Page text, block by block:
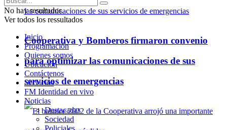
Cooperativa y Bomberos firmaron convenio
para optimizar las comunicaciones de sus
servicios de emergencias
No hay resultados.
Ver todos los ressultados
Inicio
Programación
Quienes somos
Ubicación
Contáctenos
Servicios
FM Identidad en vivo
Noticias
Destacadas
Sociedad
Policiales